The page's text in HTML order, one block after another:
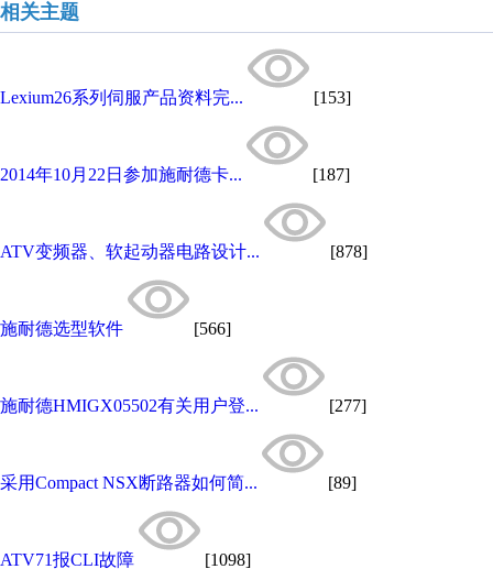
相关主题
Lexium26系列伺服产品资料完... [153]
2014年10月22日参加施耐德卡... [187]
ATV变频器、软起动器电路设计... [878]
施耐德选型软件 [566]
施耐德HMIGX05502有关用户登... [277]
采用Compact NSX断路器如何简... [89]
ATV71报CLI故障 [1098]